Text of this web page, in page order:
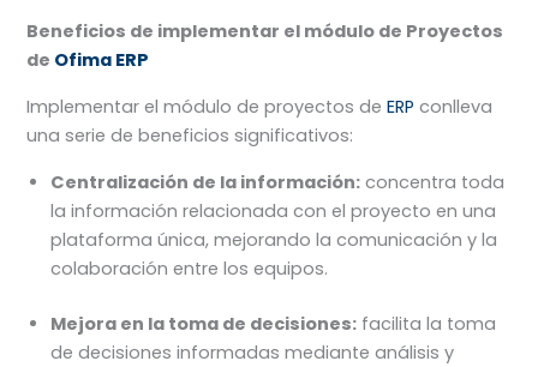
Beneficios de implementar el módulo de Proyectos
de Ofima ERP
Implementar el módulo de proyectos deERP conlleva
una serie de beneficios significativos:
Centralización de la información: concentra toda
la información relacionada con el proyecto en una
plataforma única, mejorando la comunicación y la
colaboración entre los equipos.
Mejora en la toma de decisiones: facilita la toma
de decisiones informadas mediante análisis y